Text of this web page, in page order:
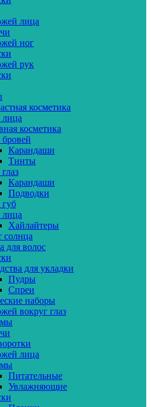
лица
ног
рук
косметика
лица
косметика
Карандаши
Тинты
Карандаши
Подводки
губ
лица
Хайлайтеры
солнца
для волос
для укладки
Пудры
Спреи
наборы
вокруг глаз
лица
Питательные
Увлажняющие